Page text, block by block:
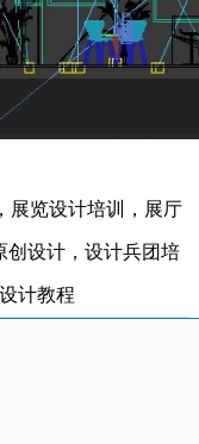
展览设计培训，展厅
创设计，设计兵团培
计教程